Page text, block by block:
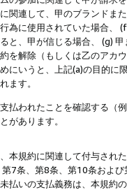
関連して、甲のブランドま
為に使用されていた場合、
と、甲が信じる場合、 (g)
を解除（もしくは乙のアカ
にいうと、上記(a)の目的に
ます。
払われたことを確認する（
があります。
本規約に関連して付与され
7条、第8条、第10条およ
払いの支払義務は、本規約